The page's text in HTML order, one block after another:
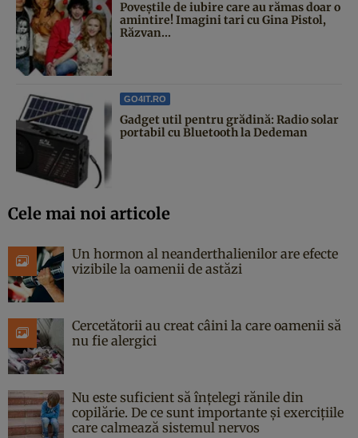
Poveştile de iubire care au rămas doar o
amintire! Imagini tari cu Gina Pistol,
Răzvan...
GO4IT.RO
Gadget util pentru grădină: Radio solar
portabil cu Bluetooth la Dedeman
Cele mai noi articole
Un hormon al neanderthalienilor are efecte
vizibile la oamenii de astăzi
Cercetătorii au creat câini la care oamenii să
nu fie alergici
Nu este suficient să înțelegi rănile din
copilărie. De ce sunt importante și exercițiile
care calmează sistemul nervos